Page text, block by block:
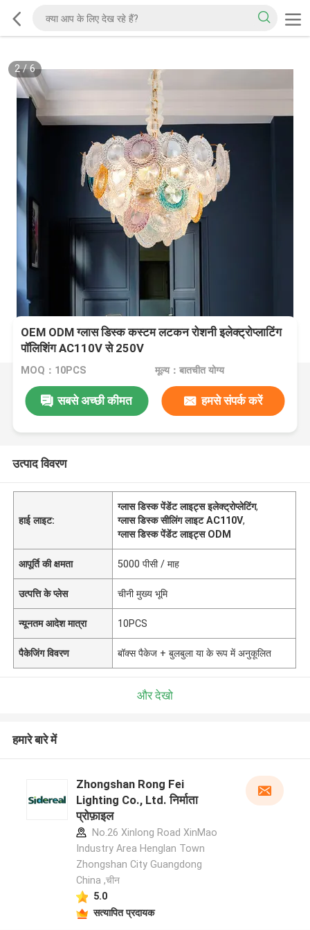
2/6
OEM ODM ग्लास डिस्क कस्टम लटकन रोशनी इलेक्ट्रोप्लाटिंग
पॉलिशिंग AC110V से 250V
MOQ：10PCS मूल्य：बातचीत योग्य
सबसे अच्छी कीमत हमसे संपर्क करें
उत्पाद विवरण
हाई लाइट:
ग्लास डिस्क पेंडेंट लाइट्स इलेक्ट्रोप्लेटिंग,
ग्लास डिस्क सीलिंग लाइट AC110V,
ग्लास डिस्क पेंडेंट लाइट्स ODM
आपूर्ति की क्षमता 5000 पीसी / माह
उत्पत्ति के प्लेस चीनी मुख्य भूमि
न्यूनतम आदेश मात्रा 10PCS
पैकेजिंग विवरण बॉक्स पैकेज + बुलबुला या के रूप में अनुकूलित
और देखो
हमारे बारे में
Zhongshan Rong Fei
Lighting Co., Ltd. निर्माता
प्रोफ़ाइल
No.26 Xinlong Road XinMao
Industry Area Henglan Town
Zhongshan City Guangdong
China ,चीन
5.0
सत्यापित प्रदायक